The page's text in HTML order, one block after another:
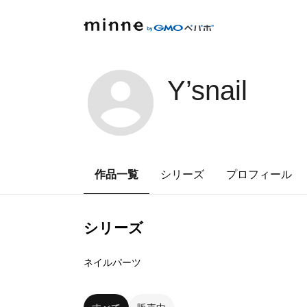
Y’snail
作品一覧 シリーズ プロフィール
シリーズ
ネイルパーツ